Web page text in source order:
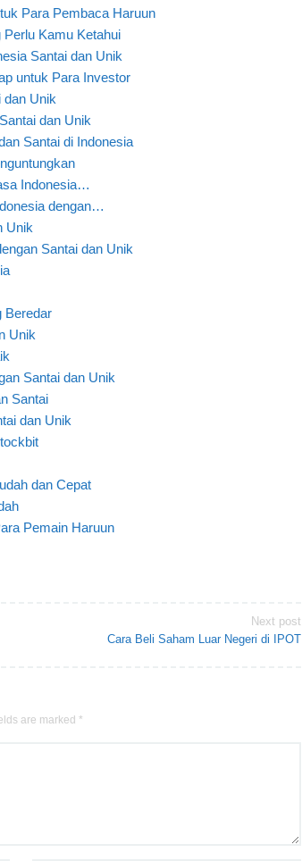
Para Pembaca Haruun
Kamu Ketahui
Santai dan Unik
untuk Para Investor
dan Unik
dan Unik
Santai di Indonesia
Indonesia…
dengan…
Unik
Santai dan Unik
Beredar
Unik
Santai dan Unik
Santai
dan Unik
dan Cepat
Pemain Haruun
Next post
Cara Beli Saham Luar Negeri di IPOT
are marked *